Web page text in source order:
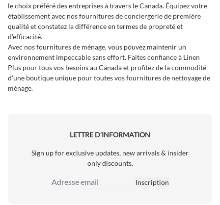
le choix préféré des entreprises à travers le Canada. Équipez votre
établissement avec nosfournitures de conciergerie de première
qualitéet constatez la différence en termes de propreté et
d'efficacité.
Avec nos fournitures de ménage, vous pouvez maintenir un
environnement impeccable sans effort. Faites confiance à Linen
Plus pour tous vos besoins au Canada et profitez de la commodité
d'une boutique unique pour toutes vosfournitures de nettoyage de
ménage.
LETTRE D’INFORMATION
Sign up for exclusive updates, new arrivals & insider
only discounts.
Adresse email
Inscription